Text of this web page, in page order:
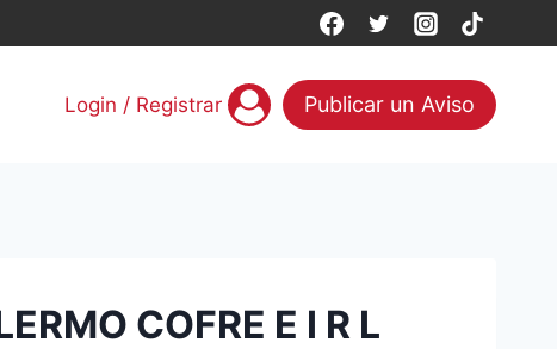
Login / Registrar Publicar un Aviso
COFRE E I R L